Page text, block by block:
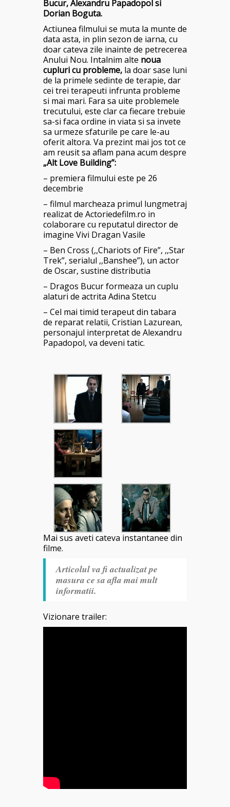
Bucur, Alexandru Papadopol si
Dorian Boguta.
Actiunea filmului se muta la munte de
data asta, in plin sezon de iarna, cu
doar cateva zile inainte de petrecerea
Anului Nou. Intalnim alte noua
cupluri cu probleme, la doar sase luni
de la primele sedinte de terapie, dar
cei trei terapeuti infrunta probleme
si mai mari. Fara sa uite problemele
trecutului, este clar ca fiecare trebuie
sa-si faca ordine in viata si sa invete
sa urmeze sfaturile pe care le-au
oferit altora. Va prezint mai jos tot ce
am reusit sa aflam pana acum despre
„Alt Love Building”:
– premiera filmului este pe 26
decembrie
– filmul marcheaza primul lungmetraj
realizat de Actoriedefilm.ro in
colaborare cu reputatul director de
imagine Vivi Dragan Vasile
– Ben Cross (,,Chariots of Fire”, ,,Star
Trek”, serialul ,,Banshee”), un actor
de Oscar, sustine distributia
– Dragos Bucur formeaza un cuplu
alaturi de actrita Adina Stetcu
– Cel mai timid terapeut din tabara
de reparat relatii, Cristian Lazurean,
personajul interpretat de Alexandru
Papadopol, va deveni tatic.
Mai sus aveti cateva instantanee din
filme.
Articolul va fi actualizat pe
masura ce sa afla mai mult
informatii.
Vizionare trailer: